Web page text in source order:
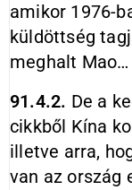
amikor 1976-
küldöttség
meghalt Mao…
91.4.2. De a
cikkből Kína
illetve arra,
van az ország